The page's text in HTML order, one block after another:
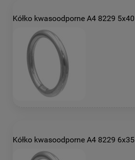
Kółko kwasoodporne A4 8229 5x40
Kółko kwasoodporne A4 8229 6x35